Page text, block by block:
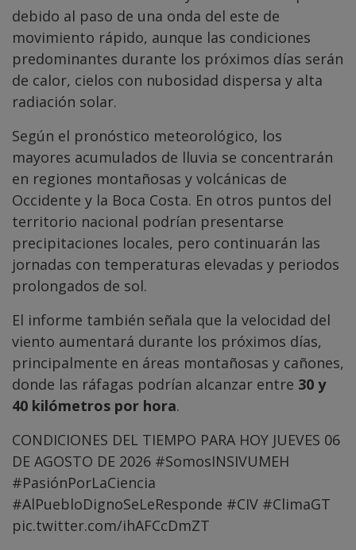
debido al paso de una onda del este de
movimiento rápido, aunque las condiciones
predominantes durante los próximos días serán
de calor, cielos con nubosidad dispersa y alta
radiación solar.
Según el pronóstico meteorológico, los
mayores acumulados de lluvia se concentrarán
en regiones montañosas y volcánicas de
Occidente y la Boca Costa. En otros puntos del
territorio nacional podrían presentarse
precipitaciones locales, pero continuarán las
jornadas con temperaturas elevadas y periodos
prolongados de sol.
El informe también señala que la velocidad del
viento aumentará durante los próximos días,
principalmente en áreas montañosas y cañones,
donde las ráfagas podrían alcanzar entre 30 y
40 kilómetros por hora.
CONDICIONES DEL TIEMPO PARA HOY JUEVES 06
DE AGOSTO DE 2026 #SomosINSIVUMEH
#PasiónPorLaCiencia
#AlPuebloDignoSeLeResponde #CIV #ClimaGT
pic.twitter.com/ihAFCcDmZT